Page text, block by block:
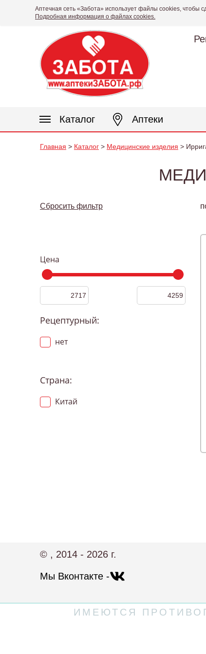
Аптечная сеть «Забота» использует файлы cookies, чтобы
Подробная информация о файлах cookies.
Каталог Аптеки
Главная > Каталог > Медицинские изделия >
Сбросить фильтр
Цена
Рецептурный:
нет
Страна:
Китай
© , 2014 - 2026 г.
Мы Вконтакте -
ИМЕЮТСЯ